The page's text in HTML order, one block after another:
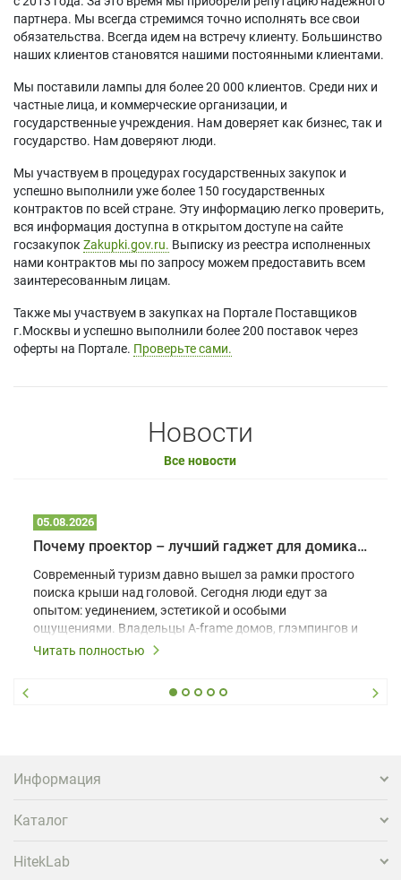
партнера. Мы всегда стремимся точно исполнять все свои
обязательства. Всегда идем на встречу клиенту. Большинство
наших клиентов становятся нашими постоянными клиентами.
Мы поставили лампы для более 20 000 клиентов. Среди них и
частные лица, и коммерческие организации, и
государственные учреждения. Нам доверяет как бизнес, так и
государство. Нам доверяют люди.
Мы участвуем в процедурах государственных закупок и
успешно выполнили уже более 150 государственных
контрактов по всей стране. Эту информацию легко проверить,
вся информация доступна в открытом доступе на сайте
госзакупок Zakupki.gov.ru. Выписку из реестра исполненных
нами контрактов мы по запросу можем предоставить всем
заинтересованным лицам.
Также мы участвуем в закупках на Портале Поставщиков
г.Москвы и успешно выполнили более 200 поставок через
оферты на Портале. Проверьте сами.
Новости
Все новости
05.08.2026
Почему проектор – лучший гаджет для домика в глэмпинге
Современный туризм давно вышел за рамки простого
поиска крыши над головой. Сегодня люди едут за
опытом: уединением, эстетикой и особыми
ощущениями. Владельцы A-frame домов, глэмпингов и
шале понимают, что конкуренция растет, и
вернуться и поделиться впечатлениями в соцсетях,
проектора.
Читать полностью
Информация
Каталог
HitekLab